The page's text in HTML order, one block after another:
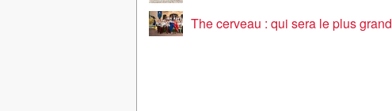
The cerveau : qui sera le plus grand cerveau de la télé-réalité ?